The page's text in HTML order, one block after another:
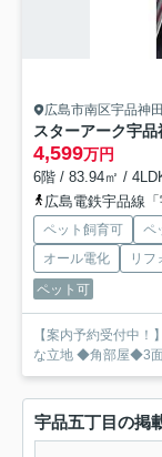
広島市南区宇品神田
スターアーク宇
4,599万円
6階 / 83.94㎡ /
広島電鉄宇品線
ペット飼育可 ペ
オール電化
リフ
ペット可
【案内予約受付中
な立地 ◆角部屋◆3
宇品五丁目の掲